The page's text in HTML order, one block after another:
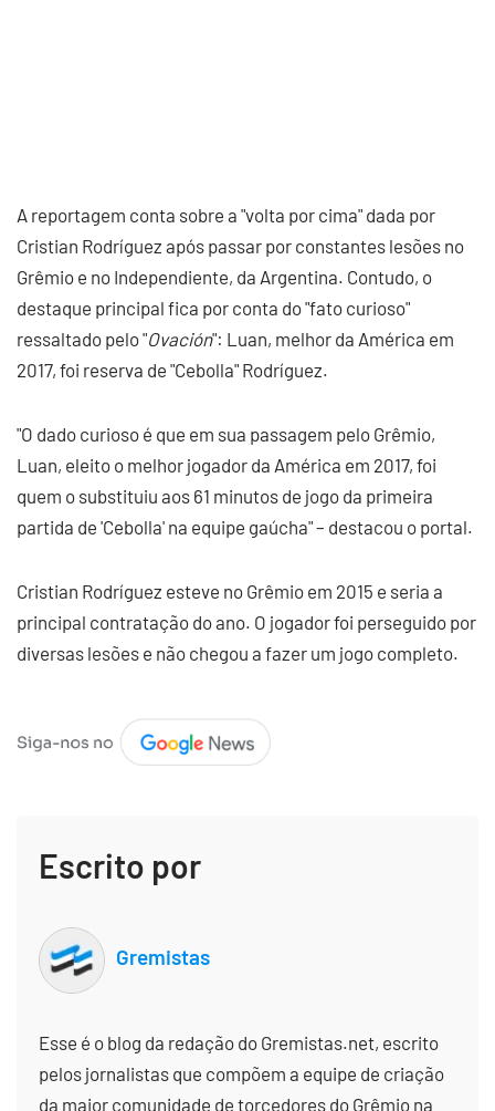
A reportagem conta sobre a "volta por cima" dada por
Cristian Rodríguez após passar por constantes lesões no
Grêmio e no Independiente, da Argentina. Contudo, o
destaque principal fica por conta do "fato curioso"
ressaltado pelo "Ovación": Luan, melhor da América em
2017, foi reserva de "Cebolla" Rodríguez.
"O dado curioso é que em sua passagem pelo Grêmio,
Luan, eleito o melhor jogador da América em 2017, foi
quem o substituiu aos 61 minutos de jogo da primeira
partida de 'Cebolla' na equipe gaúcha" – destacou o portal.
Cristian Rodríguez esteve no Grêmio em 2015 e seria a
principal contratação do ano. O jogador foi perseguido por
diversas lesões e não chegou a fazer um jogo completo.
Escrito por
Gremistas
Esse é o blog da redação do Gremistas.net, escrito
pelos jornalistas que compõem a equipe de criação
da maior comunidade de torcedores do Grêmio na